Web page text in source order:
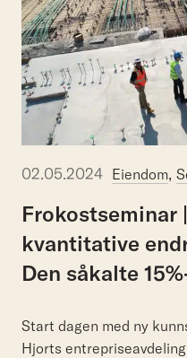
02.05.2024 Eiendom,
Frokostseminar |
kvantitative
Den såkalte
Start dagen med ny
Hjorts